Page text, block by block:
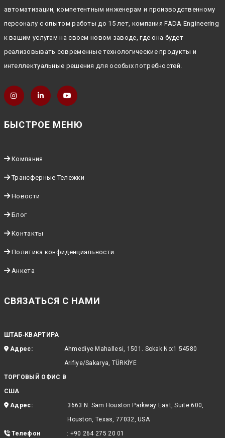
автоматизации, компетентным инженерам и производственному
персоналу с опытом работы до 15 лет, компания FADA Engineering
к вашим услугам на своем новом заводе, где она будет
реализовывать современные технологические продукты и
интеллектуальные решения для особых потребностей.
БЫСТРОЕ МЕНЮ
Компания
Трансферные Тележки
Новости
Блог
Контакты
Политика конфиденциальности.
Анкета
СВЯЗАТЬСЯ С НАМИ
ШТАБ‑КВАРТИРА
Адрес:
Ahmediye Mahallesi, 1501. Sokak No:1 54580
Arifiye/Sakarya, TÜRKİYE
ТОРГОВЫЙ ОФИС В
США
Адрес:
3663 N. Sam Houston Parkway East, Suite 600,
Houston, Texas, 77032, USA
Телефон
: +90 264 275 20 01